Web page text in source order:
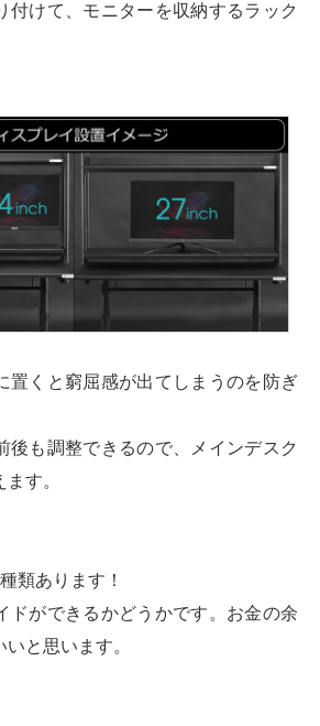
付けて、モニターを収納するラック
置くと窮屈感が出てしまうのを防ぎ
後も調整できるので、メインデスク
す。
類あります！
ドができるかどうかです。お金の余
と思います。